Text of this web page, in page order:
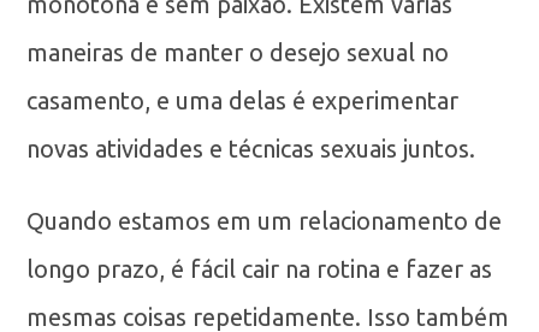
maneiras de manter o desejo sexual no
casamento, e uma delas é experimentar
novas atividades e técnicas sexuais juntos.
Quando estamos em um relacionamento de
longo prazo, é fácil cair na rotina e fazer as
mesmas coisas repetidamente. Isso também